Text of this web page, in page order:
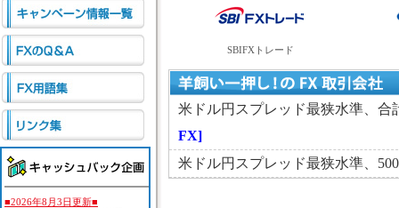
■2026年8月3日更新■
SBIFXトレード
米ドル円スプレッド最狭水準、合
FX]
米ドル円スプレッド最狭水準、